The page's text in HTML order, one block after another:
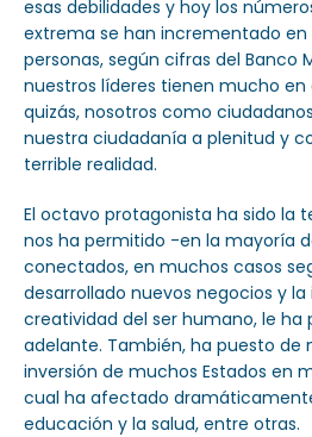
esas debilidades y hoy los
extrema se han incrementado en
personas, según cifras del Banco
nuestros líderes tienen mucho en
quizás, nosotros como
nuestra ciudadanía a plenitud y
terrible realidad.
El octavo protagonista ha sido la
nos ha permitido -en la mayoría
conectados, en muchos casos
desarrollado nuevos negocios y
creatividad del ser humano, le ha
adelante. También, ha puesto de
inversión de muchos Estados en
cual ha afectado
educación y la salud, entre otras.